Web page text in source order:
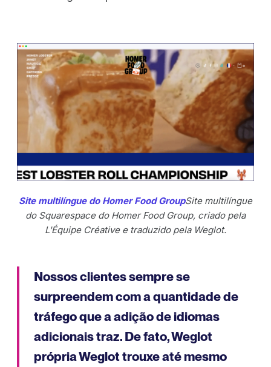
Site multilíngue do Homer Food GroupSite multilíngue
do Squarespace do Homer Food Group, criado pela
L'Équipe Créative e traduzido pela Weglot.
Nossos clientes sempre se
surpreendem com a quantidade de
tráfego que a adição de idiomas
adicionais traz. De fato, Weglot
própria Weglot trouxe até mesmo